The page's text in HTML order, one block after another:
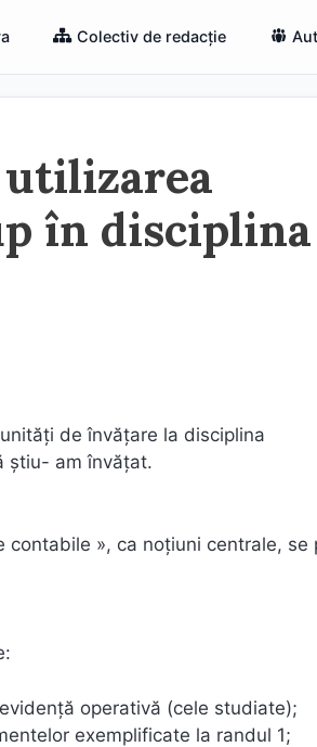
Colectiv de redacție
utilizarea
în disciplina
de învățare la disciplina
știu- am învățat.
contabile », ca noţiuni centrale, se
operativă (cele studiate);
exemplificate la randul 1;